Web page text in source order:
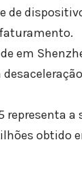
de
em
representa
obtido